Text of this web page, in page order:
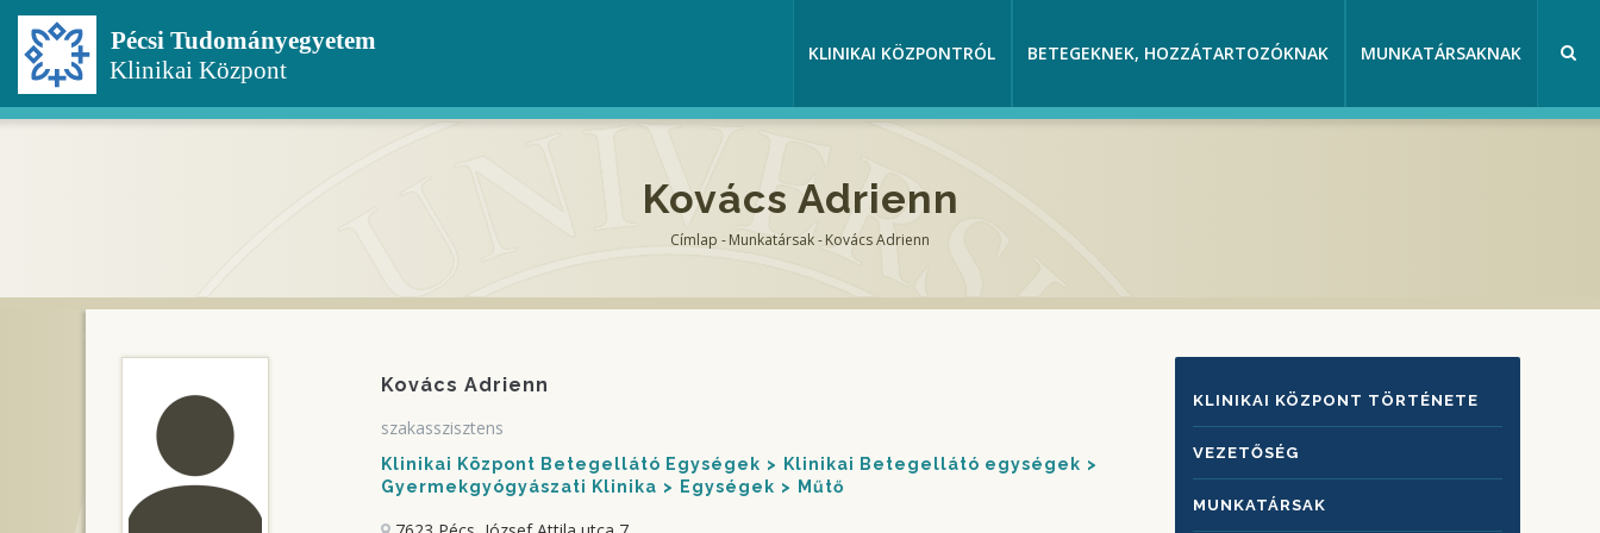
Ugrás
tartalomra
KLINIKAI KÖZPONTRÓL BETEGEKNEK, HOZZÁTARTOZÓKNAK MUNKATÁRSAKNAK
Kovács Adrienn
Címlap -Munkatársak-Kovács Adrienn
Kovács Adrienn
szakasszisztens
Klinikai Központ Betegellátó Egységek
Klinikai Betegellátó egységek
Gyermekgyógyászati Klinika
Egységek Műtő
KLINIKAI
KÖZPONTRÓL
KLINIKAI KÖZPONT TÖRTÉNETE
VEZETŐSÉG
MUNKATÁRSAK